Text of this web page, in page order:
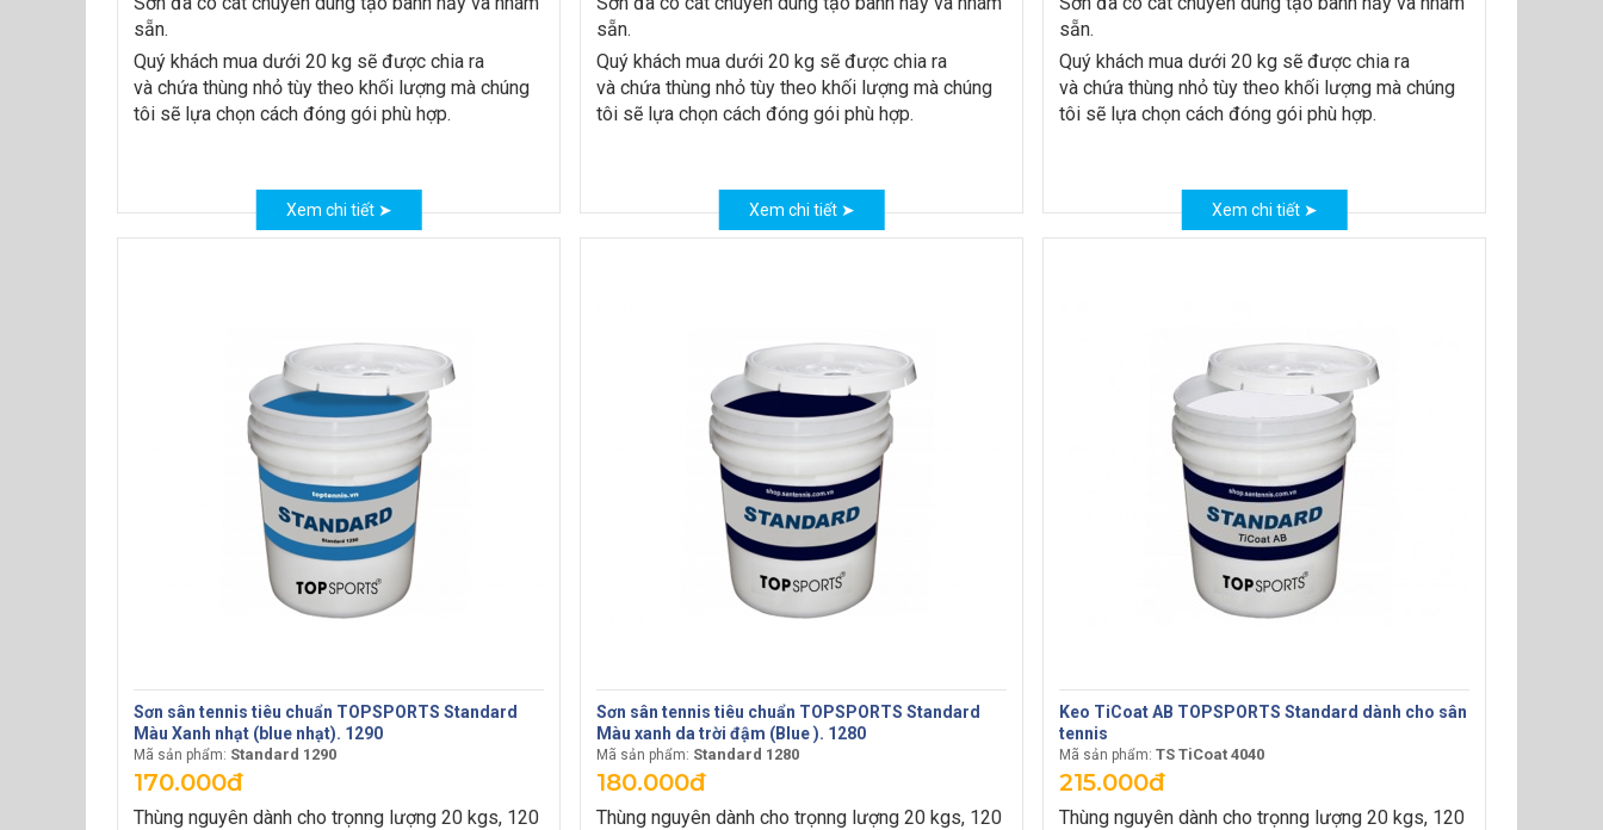
sẵn.
Quý khách mua dưới 20 kg sẽ được chia ra
và chứa thùng nhỏ tùy theo khối lượng mà chúng
tôi sẽ lựa chọn cách đóng gói phù hợp.
Xem chi tiết ➤
sẵn.
Quý khách mua dưới 20 kg sẽ được chia ra
và chứa thùng nhỏ tùy theo khối lượng mà chúng
tôi sẽ lựa chọn cách đóng gói phù hợp.
Xem chi tiết ➤
sẵn.
Quý khách mua dưới 20 kg sẽ được chia ra
và chứa thùng nhỏ tùy theo khối lượng mà chúng
tôi sẽ lựa chọn cách đóng gói phù hợp.
Xem chi tiết ➤
Sơn sân tennis tiêu chuẩn TOPSPORTS Standard
Màu Xanh nhạt (blue nhạt). 1290
Mã sản phẩm: Standard 1290
170.000đ
Thùng nguyên dành cho trọnng lượng 20 kgs, 120
Sơn sân tennis tiêu chuẩn TOPSPORTS Standard
Màu xanh da trời đậm (Blue ). 1280
Mã sản phẩm: Standard 1280
180.000đ
Thùng nguyên dành cho trọnng lượng 20 kgs, 120
Keo TiCoat AB TOPSPORTS Standard dành cho sân
tennis
Mã sản phẩm: TS TiCoat 4040
215.000đ
Thùng nguyên dành cho trọnng lượng 20 kgs, 120